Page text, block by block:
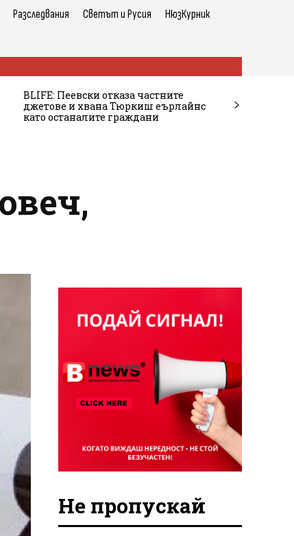
Разследвания Светът и Русия НюзКурник
BLIFE: Пеевски отказа частните
джетове и хвана Тюркиш еърлайнс
като останалите граждани
Не пропускай